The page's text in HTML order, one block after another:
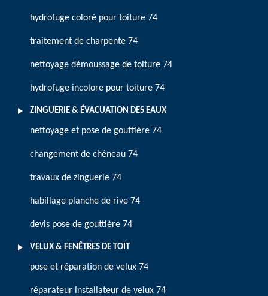
hydrofuge coloré pour toiture 74
traitement de charpente 74
nettoyage démoussage de toiture 74
hydrofuge incolore pour toiture 74
ZINGUERIE & ÉVACUATION DES EAUX
nettoyage et pose de gouttière 74
changement de chéneau 74
travaux de zinguerie 74
habillage planche de rive 74
devis pose de gouttière 74
VELUX & FENÊTRES DE TOIT
pose et réparation de velux 74
réparateur installateur de velux 74